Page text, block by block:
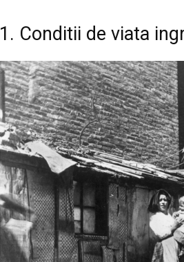
1. Conditii de viata